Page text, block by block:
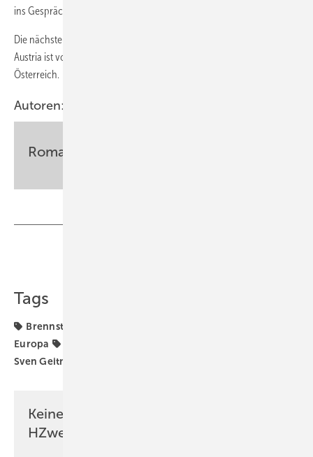
ins Gespräch zu kommen. Unsere Kontaktdaten finden Sie in der Box.
Die nächste Gelegenheit zur Mitwirkung an der Formula Student
Austria ist vom 20. bis 24. Juli 2025 am Red Bull Ring in Spielberg,
Österreich.
Autoren:
Romana Mocnik; Steffen Schmitt
Tags
Brennstoffzellen
Europa
Sven Geitmann
Keine Zeit? Kein Problem mit dem
HZwei-Newsletter!